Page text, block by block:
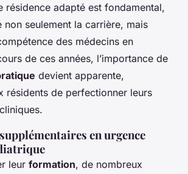
résidence adapté est fondamental,
non seulement la carrière, mais
des médecins en
de ces années, l’importance de
devient apparente,
résidents de perfectionner leurs
en urgence
leur formation, de nombreux